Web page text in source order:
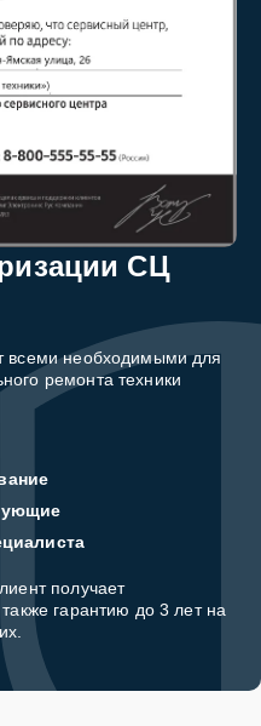
СЦ
всеми необходимыми для
ремонта техники
получает
гарантию до 3 лет на